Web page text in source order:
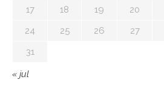
17
18 19 20
24
25 26 27
31
« jul